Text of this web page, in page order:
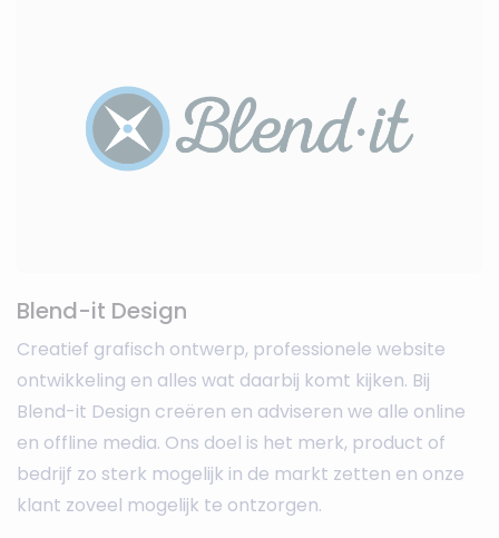
Blend-it Design
Creatief grafisch ontwerp, professionele website
ontwikkeling en alles wat daarbij komt kijken. Bij
Blend-it Design creëren en adviseren we alle online
en offline media. Ons doel is het merk, product of
bedrijf zo sterk mogelijk in de markt zetten en onze
klant zoveel mogelijk te ontzorgen.